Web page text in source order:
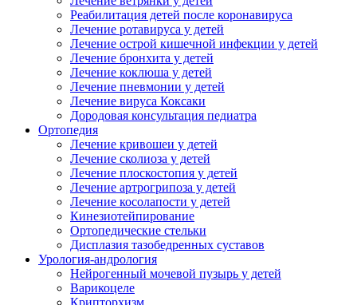
Реабилитация детей после коронавируса
Лечение ротавируса у детей
Лечение острой кишечной инфекции у детей
Лечение бронхита у детей
Лечение коклюша у детей
Лечение пневмонии у детей
Лечение вируса Коксаки
Дородовая консультация педиатра
Ортопедия
Лечение кривошеи у детей
Лечение сколиоза у детей
Лечение плоскостопия у детей
Лечение артрогрипоза у детей
Лечение косолапости у детей
Кинезиотейпирование
Ортопедические стельки
Дисплазия тазобедренных суставов
Урология-андрология
Нейрогенный мочевой пузырь у детей
Варикоцеле
Крипторхизм